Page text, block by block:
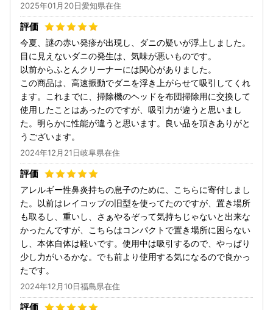
2025年01月20日愛知県在住
今夏、謎の赤い発疹が出現し、ダニの疑いが浮上しました。
目に見えないダニの発生は、気味が悪いものです。
以前からふとんクリーナーには関心がありました。
この商品は、高速振動でダニを浮き上がらせて吸引してくれ
ます。これまでに、掃除機のヘッドを布団掃除用に交換して
使用したことはあったのですが、吸引力が違うと思いまし
た。明らかに性能が違うと思います。良い品を頂きありがと
うございます。
2024年12月21日岐阜県在住
アレルギー性鼻炎持ちの息子のために、こちらに寄付しまし
た。以前はレイコップの旧型を使ってたのですが、置き場所
も取るし、重いし、さぁやるぞって気持ちじゃないと出来な
かったんですが、こちらはコンパクトで置き場所に困らない
し、本体自体は軽いです。使用中は吸引するので、やっぱり
少し力がいるかな。でも前より使用する気になるので良かっ
たです。
2024年12月10日福島県在住